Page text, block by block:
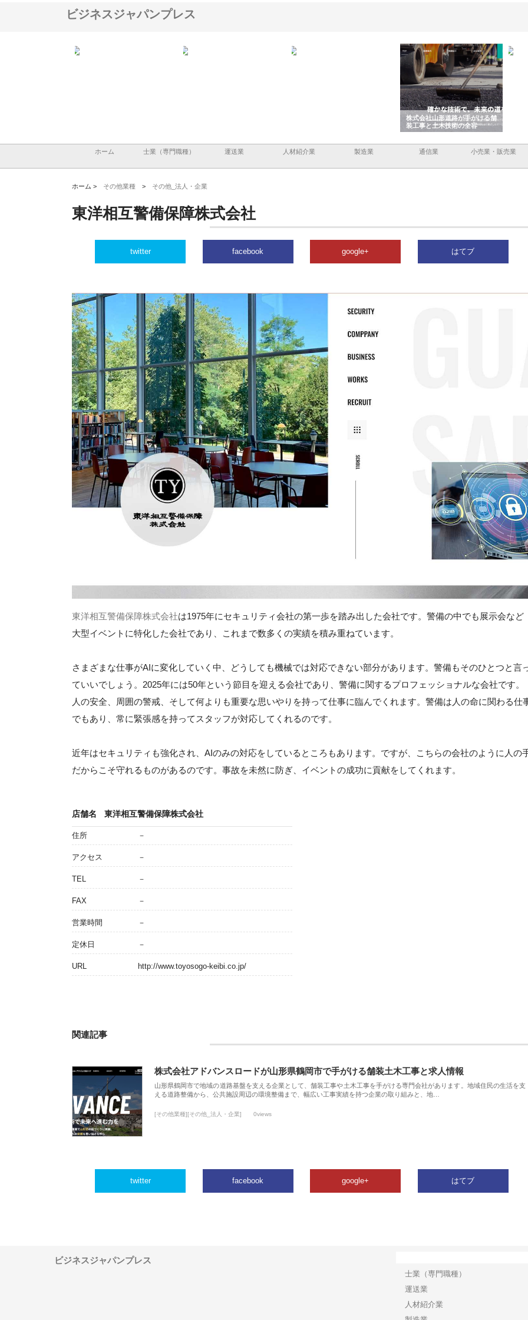
ビジネスジャパンプレス
株式会社山形道路が手がける舗
装工事と土木技術の全容
ホーム 士業（専門職種） 運送業 人材紹介業 製造業 通信業 小売業・販売業
ホーム > その他業種 > その他_法人・企業
東洋相互警備保障株式会社
twitter facebook google+ はてブ
東洋相互警備保障株式会社は1975年にセキュリティ会社の第一歩を踏み出した会社です。警備の中でも展示会など
大型イベントに特化した会社であり、これまで数多くの実績を積み重ねています。
さまざまな仕事がAIに変化していく中、どうしても機械では対応できない部分があります。警備もそのひとつと言
ていいでしょう。2025年には50年という節目を迎える会社であり、警備に関するプロフェッショナルな会社です。
人の安全、周囲の警戒、そして何よりも重要な思いやりを持って仕事に臨んでくれます。警備は人の命に関わる仕
でもあり、常に緊張感を持ってスタッフが対応してくれるのです。
近年はセキュリティも強化され、AIのみの対応をしているところもあります。ですが、こちらの会社のように人の
だからこそ守れるものがあるのです。事故を未然に防ぎ、イベントの成功に貢献をしてくれます。
店舗名 東洋相互警備保障株式会社
住所 －
アクセス －
TEL －
FAX －
営業時間 －
定休日 －
URL http://www.toyosogo-keibi.co.jp/
関連記事
株式会社アドバンスロードが山形県鶴岡市で手がける舗装土木工事と求人情報
山形県鶴岡市で地域の道路基盤を支える企業として、舗装工事や土木工事を手がける専門会社があります。地域住民の生活を支
える道路整備から、公共施設周辺の環境整備まで、幅広い工事実績を持つ企業の取り組みと、地…
[その他業種][その他_法人・企業] 0views
twitter facebook google+ はてブ
ビジネスジャパンプレス
士業（専門職種）
運送業
人材紹介業